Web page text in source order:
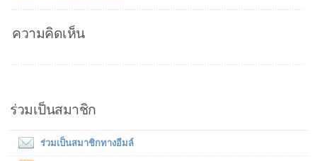
ความคิดเห็น
ร่วมเป็นสมาชิก
ร่วมเป็นสมาชิกทางอีมล์